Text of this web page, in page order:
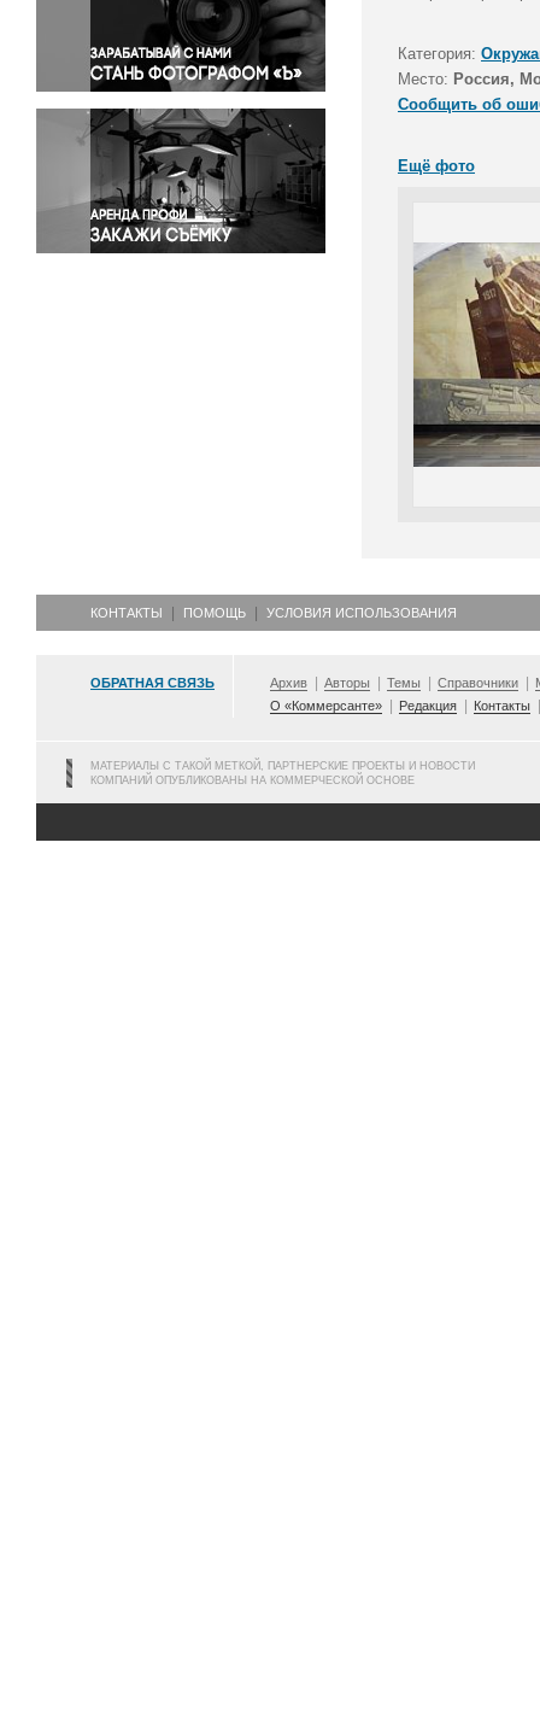
Правосудие
Происшествия и конфликты
Религия
Светская жизнь
Спорт
Экология
Экономика и бизнес
Категория:
Место: Россия,
Сообщить об
Ещё фото
КОНТАКТЫ ПОМОЩЬ УСЛОВИЯ ИСПОЛЬЗОВАНИЯ
ОБРАТНАЯ СВЯЗЬ Архив Авторы Темы Справочники
О «Коммерсанте»
Редакция Контакты
МАТЕРИАЛЫ С ТАКОЙ МЕТКОЙ, ПАРТНЕРСКИЕ ПРОЕКТЫ И НОВОСТИ
КОМПАНИЙ ОПУБЛИКОВАНЫ НА КОММЕРЧЕСКОЙ ОСНОВЕ